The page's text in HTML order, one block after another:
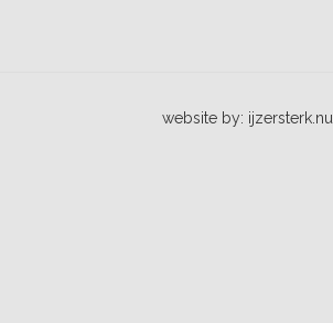
website by: ijzersterk.nu